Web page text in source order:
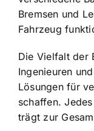
Bremsen und
Fahrzeug
Die Vielfalt der
Ingenieuren
Lösungen für
schaffen.
trägt zur